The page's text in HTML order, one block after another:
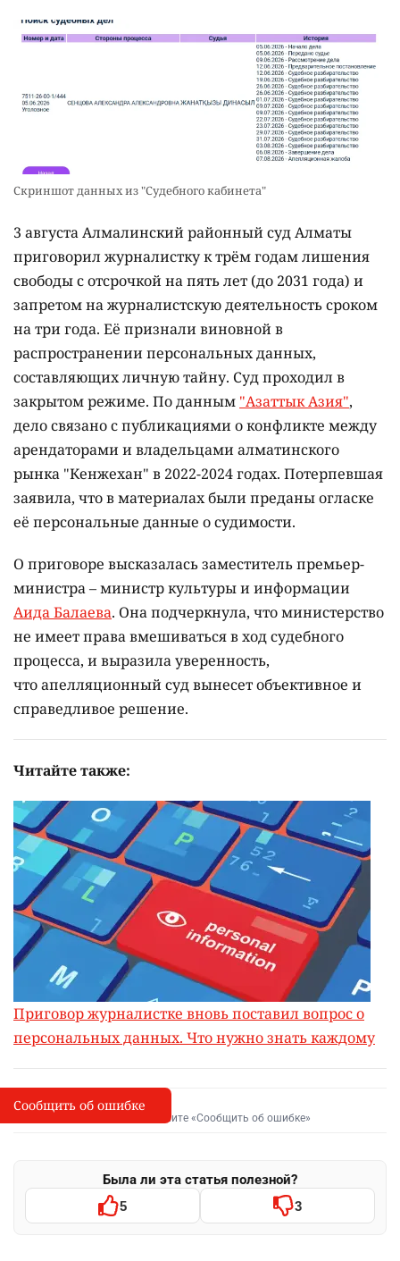
Скриншот данных из "Судебного кабинета"
3 августа Алмалинский районный суд Алматы
приговорил журналистку к трём годам лишения
свободы с отсрочкой на пять лет (до 2031 года) и
запретом на журналистскую деятельность сроком
на три года. Её признали виновной в
распространении персональных данных,
составляющих личную тайну. Суд проходил в
закрытом режиме. По данным "Азаттык Азия",
дело связано с публикациями о конфликте между
арендаторами и владельцами алматинского
рынка "Кенжехан" в 2022-2024 годах. Потерпевшая
заявила, что в материалах были преданы огласке
её персональные данные о судимости.
О приговоре высказалась заместитель премьер-
министра – министр культуры и информации
Аида Балаева. Она подчеркнула, что министерство
не имеет права вмешиваться в ход судебного
процесса, и выразила уверенность,
что апелляционный суд вынесет объективное и
справедливое решение.
Читайте также:
Приговор журналистке вновь поставил вопрос о
персональных данных. Что нужно знать каждому
I
Сообщить об опечатке
Выделите фрагмент и нажмите «Сообщить об ошибке»
Была ли эта статья полезной?
5 3
Сообщить об ошибке